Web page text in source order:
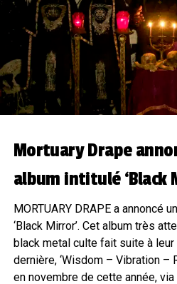
Mortuary Drape
album intitulé ‘Black
MORTUARY DRAPE a annoncé
‘Black Mirror’. Cet album très
black metal culte fait suite à leur
dernière, ‘Wisdom – Vibration –
en novembre de cette année,